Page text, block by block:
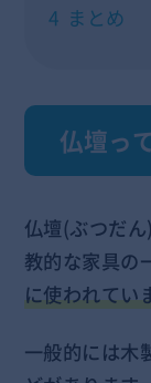
4 まとめ
仏壇っ
仏壇(ぶつだ
教的な家具の
に使われてい
一般的には木